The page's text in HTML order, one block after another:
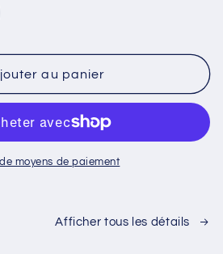
au panier
moyens de paiement
Afficher tous les détails